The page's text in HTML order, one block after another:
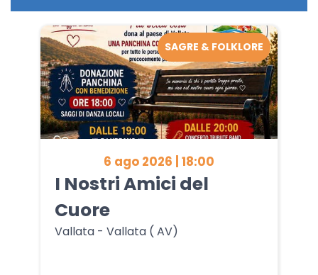
6 ago 2026 | 18:00
I Nostri Amici del
Cuore
Vallata - Vallata ( AV)
SAGRE & FOLKLORE